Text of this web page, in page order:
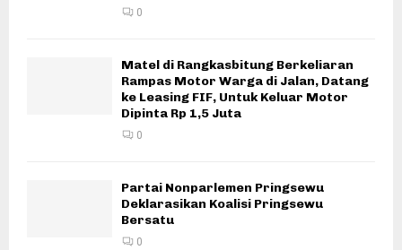
0
Matel di Rangkasbitung Berkeliaran
Rampas Motor Warga di Jalan, Datang
ke Leasing FIF, Untuk Keluar Motor
Dipinta Rp 1,5 Juta
0
Partai Nonparlemen Pringsewu
Deklarasikan Koalisi Pringsewu
Bersatu
0